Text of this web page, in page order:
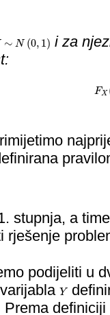
∼ N (0, 1)
N (0,1)
i za
FX
stupnja, a
rješenje
podijeliti u
Y
Y
Prema definiciji